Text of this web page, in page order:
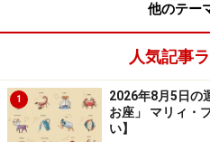
他のテー
人気記事
1
2026年8月5日の
お座」 マリィ・
い】